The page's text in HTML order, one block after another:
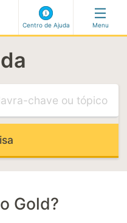
Centro de Ajuda
de Ajuda
Menu
Gold?